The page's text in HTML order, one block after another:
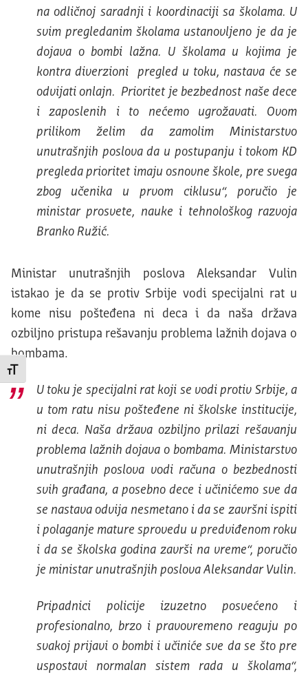
Promeni veličinu slova
na odličnoj saradnji i koordinaciji sa školama. U
svim pregledanim školama ustanovljeno je da je
dojava o bombi lažna. U školama u kojima je
kontra diverzioni pregled u toku, nastava će se
odvijati onlajn. Prioritet je bezbednost naše dece
i zaposlenih i to nećemo ugrožavati. Ovom
prilikom želim da zamolim Ministarstvo
unutrašnjih poslova da u postupanju i tokom KD
pregleda prioritet imaju osnovne škole, pre svega
zbog učenika u prvom ciklusu“, poručio je
ministar prosvete, nauke i tehnološkog razvoja
Branko Ružić.
Ministar unutrašnjih poslova Aleksandar Vulin
istakao je da se protiv Srbije vodi specijalni rat u
kome nisu pošteđena ni deca i da naša država
ozbiljno pristupa rešavanju problema lažnih dojava o
bombama.
U toku je specijalni rat koji se vodi protiv Srbije, a
u tom ratu nisu pošteđene ni školske institucije,
ni deca. Naša država ozbiljno prilazi rešavanju
problema lažnih dojava o bombama. Ministarstvo
unutrašnjih poslova vodi računa o bezbednosti
svih građana, a posebno dece i učinićemo sve da
se nastava odvija nesmetano i da se završni ispiti
i polaganje mature sprovedu u predviđenom roku
i da se školska godina završi na vreme“, poručio
je ministar unutrašnjih poslova Aleksandar Vulin.
Pripadnici policije izuzetno posvećeno i
profesionalno, brzo i pravovremeno reaguju po
svakoj prijavi o bombi i učiniće sve da se što pre
uspostavi normalan sistem rada u školama“,